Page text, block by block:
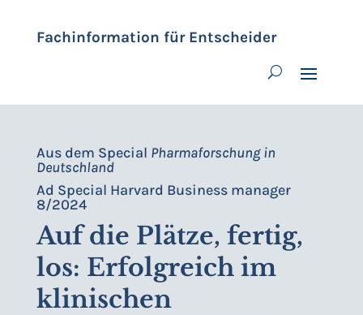
Fachinformation für Entscheider
Aus dem Special Pharmaforschung in
Deutschland
Ad Special Harvard Business manager
8/2024
Auf die Plätze, fertig,
los: Erfolgreich im
klinischen